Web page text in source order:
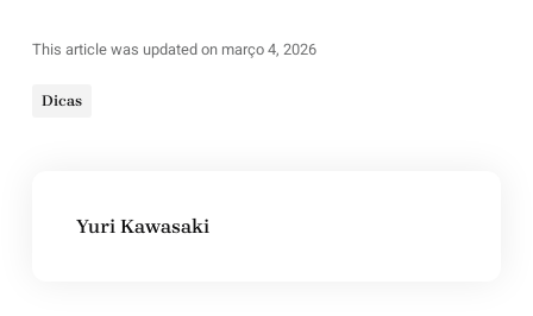
This article was updated on março 4, 2026
Dicas
Yuri Kawasaki